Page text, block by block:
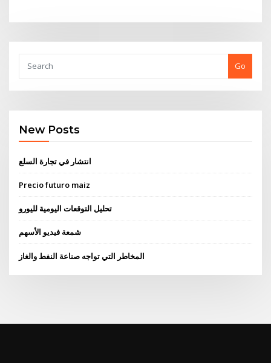
Go
New Posts
انتشار في تجارة السلع
Precio futuro maiz
تحليل التوقعات اليومية لليورو
شمعة فيديو الأسهم
المخاطر التي تواجه صناعة النفط والغاز